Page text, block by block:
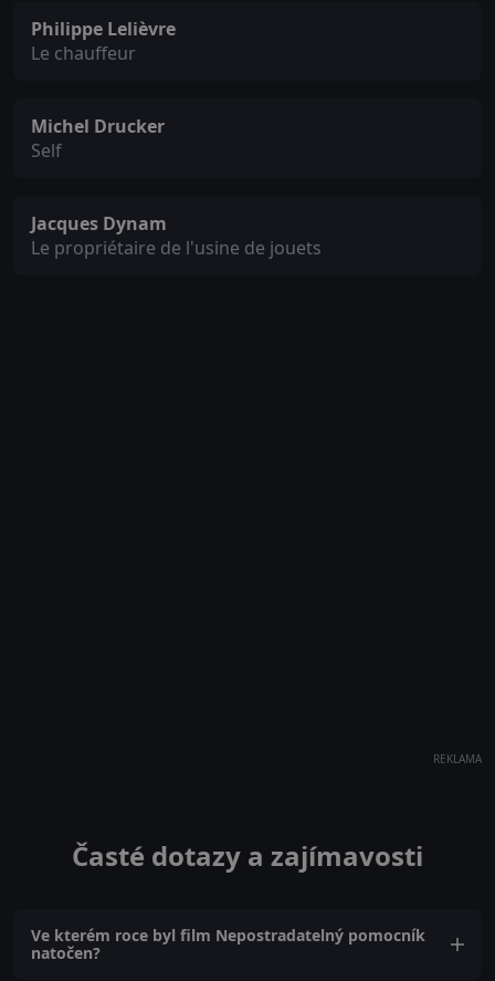
Philippe Lelièvre
Le chauffeur
Michel Drucker
Self
Jacques Dynam
Le propriétaire de l'usine de jouets
REKLAMA
Časté dotazy a zajímavosti
Ve kterém roce byl film Nepostradatelný pomocník
natočen?